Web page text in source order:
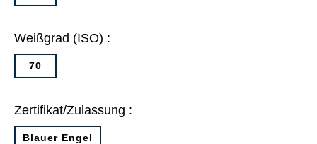
Weißgrad (ISO) :
70
Zertifikat/Zulassung :
Blauer Engel